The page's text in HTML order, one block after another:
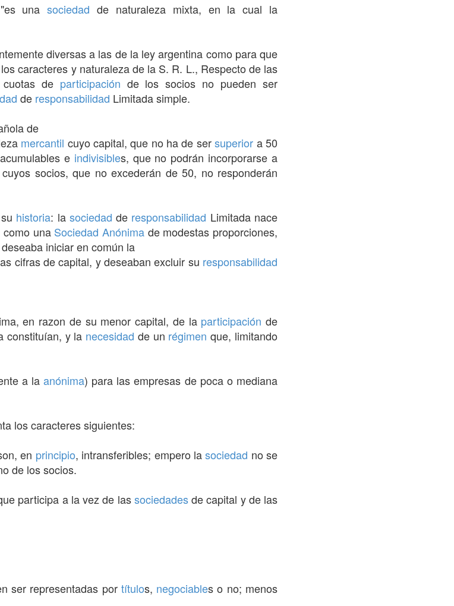
"es unasociedad de naturaleza mixta, en la cual la
diversas a las de la ley argentina como para que
caracteres y naturaleza de la S. R. L., Respecto de las
de participación de los socios no pueden ser
de responsabilidad Limitada simple.
de
mercantil cuyo capital, que no ha de sersuperior a 50
e indivisibles, que no podrán incorporarse a
socios, que no excederán de 50, no responderán
historia: la sociedad de responsabilidad Limitada nace
una Sociedad Anónima de modestas proporciones,
iniciar en común la
cifras de capital, y deseaban excluir su responsabilidad
en razon de su menor capital, de la participación de
constituían, y la necesidad de un régimen que, limitando
a laanónima) para las empresas de poca o mediana
los caracteres siguientes:
en principio, intransferibles; empero lasociedad no se
de los socios.
participa a la vez de lassociedadesde capital y de las
ser representadas por títulos, negociables o no; menos